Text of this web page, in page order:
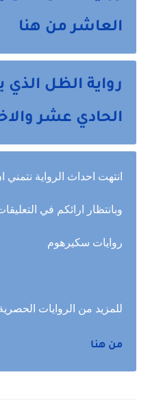
العاشر من هنا
رواية الظل
الحادي عشر
انتهت احداث الرواية
وبانتظار ارائكم في
روايات سكيرهوم
للمزيد من الروايات
من هنا